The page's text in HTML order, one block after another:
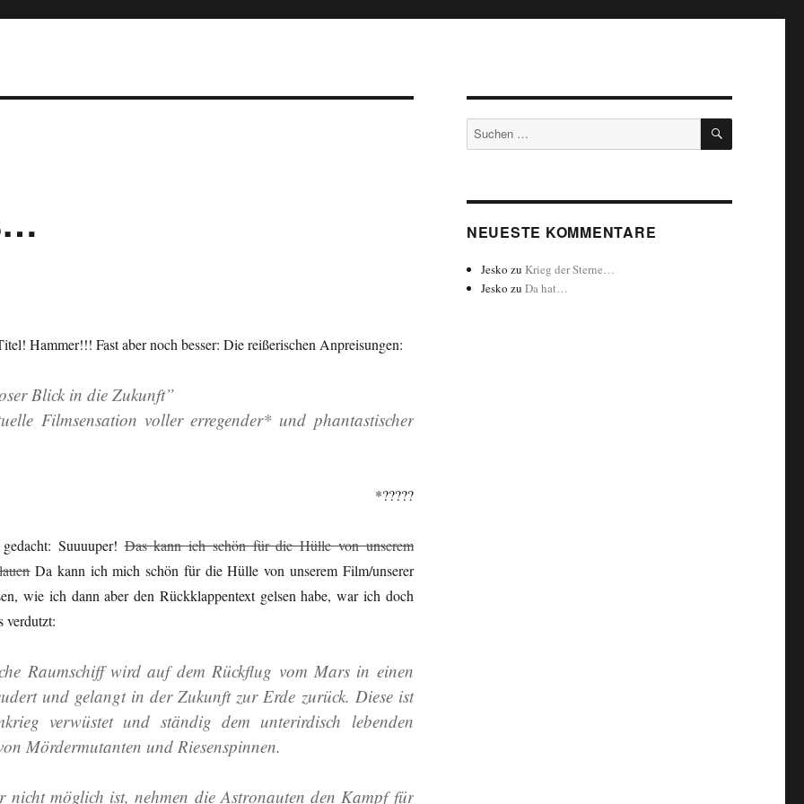
Hammer!!! Fast aber noch besser: Die reißerischen Anpreisungen:
Blick in die Zukunft”
Filmsensation voller erregender* und phantastischer
*?????
Suuuuper!Das kann ich schön für die Hülle von unserem
Da kann ich mich schön für die Hülle von unserem Film/unserer
wie ich dann aber den Rückklappentext gelsen habe, war ich doch
verdutzt:
Raumschiff wird auf dem Rückflug vom Mars in einen
und gelangt in der Zukunft zur Erde zurück. Diese ist
verwüstet und ständig dem unterirdisch lebenden
Mördermutanten und Riesenspinnen.
nicht möglich ist, nehmen die Astronauten den Kampf für
Suchen
nach:
SUCHEN
NEUESTE KOMMENTARE
Jesko zu Krieg der Sterne…
Jesko zuDa hat…